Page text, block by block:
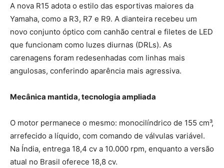
A nova R15 adota o estilo das esportivas maiores da
Yamaha, como a R3, R7 e R9. A dianteira recebeu um
novo conjunto óptico com canhão central e filetes de LED
que funcionam como luzes diurnas (DRLs). As
carenagens foram redesenhadas com linhas mais
angulosas, conferindo aparência mais agressiva.
Mecânica mantida, tecnologia ampliada
O motor permanece o mesmo: monocilíndrico de 155 cm³,
arrefecido a líquido, com comando de válvulas variável.
Na Índia, entrega 18,4 cv a 10.000 rpm, enquanto a versão
atual no Brasil oferece 18,8 cv.